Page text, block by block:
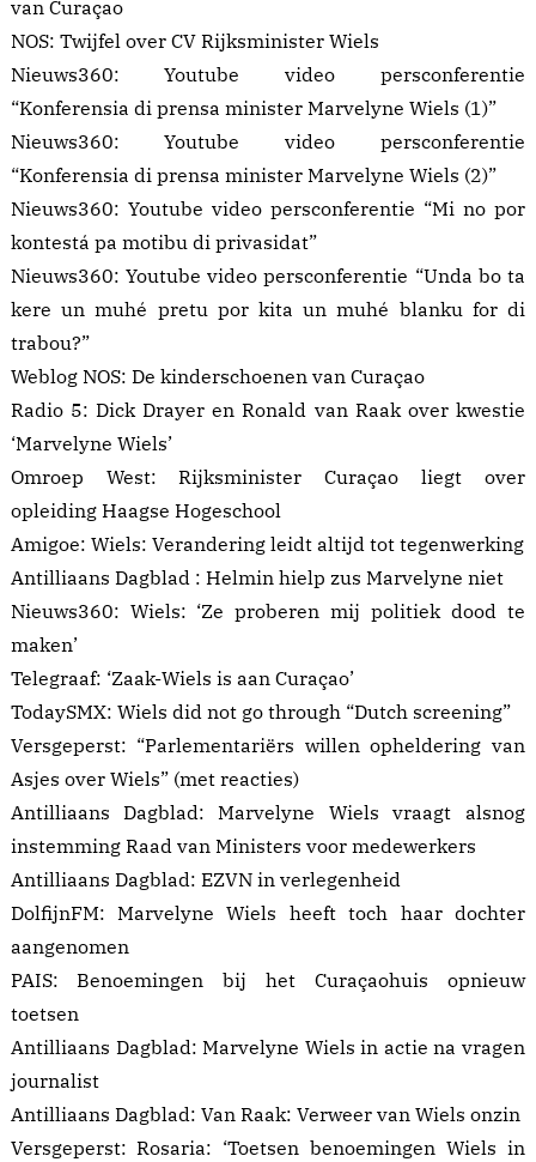
van Curaçao
NOS: Twijfel over CV Rijksminister Wiels
Nieuws360: Youtube video persconferentie
“Konferensia di prensa minister Marvelyne Wiels (1)”
Nieuws360: Youtube video persconferentie
“Konferensia di prensa minister Marvelyne Wiels (2)”
Nieuws360: Youtube video persconferentie “Mi no por
kontestá pa motibu di privasidat”
Nieuws360: Youtube video persconferentie “Unda bo ta
kere un muhé pretu por kita un muhé blanku for di
trabou?”
Weblog NOS: De kinderschoenen van Curaçao
Radio 5: Dick Drayer en Ronald van Raak over kwestie
‘Marvelyne Wiels’
Omroep West: Rijksminister Curaçao liegt over
opleiding Haagse Hogeschool
Amigoe: Wiels: Verandering leidt altijd tot tegenwerking
Antilliaans Dagblad : Helmin hielp zus Marvelyne niet
Nieuws360: Wiels: ‘Ze proberen mij politiek dood te
maken’
Telegraaf: ‘Zaak-Wiels is aan Curaçao’
TodaySMX: Wiels did not go through “Dutch screening”
Versgeperst: “Parlementariërs willen opheldering van
Asjes over Wiels” (met reacties)
Antilliaans Dagblad: Marvelyne Wiels vraagt alsnog
instemming Raad van Ministers voor medewerkers
Antilliaans Dagblad: EZVN in verlegenheid
DolfijnFM: Marvelyne Wiels heeft toch haar dochter
aangenomen
PAIS: Benoemingen bij het Curaçaohuis opnieuw
toetsen
Antilliaans Dagblad: Marvelyne Wiels in actie na vragen
journalist
Antilliaans Dagblad: Van Raak: Verweer van Wiels onzin
Versgeperst: Rosaria: ‘Toetsen benoemingen Wiels in